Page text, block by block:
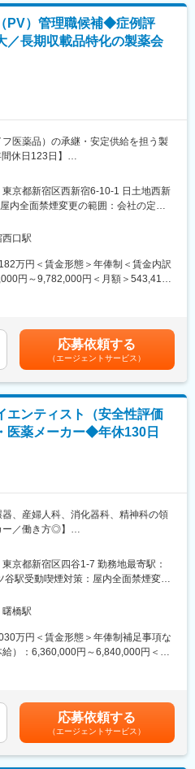
がら業務を行っている社員も多く在
況に応じてリモートワークと出社を
の良い働き方を実現しています。
務
からの査察・監査対応
保
理サポート
Innovator」を掲げ、世界中の技術や
り決定します。
間目標を設定し、その進捗と結果を
把握し、育成や配置に活用します。
した130年の歴史を持つ製薬企業で
として60カ国以上に拠点を持ち、目
務
PV）管理職候補◆症例評
長期収載品特化の製薬会
フ医薬品）の承継・安定供給を担う製
休日123日】
る医薬品を継続してお届けするために
・評価・管理が不可欠です。
や集積評価を中心に、製品承継時に
取り扱いなど安全性情報移管・運用
ます。
ひとりの裁量が大きく、幅広いPV業務
ャーとして経営に近い立場で事業運
例評価/集積評価の責を担って頂きま
立案
対応
献調査会社等、外部委託先との交
との個別症例の取り扱いに関する交
対応(症例評価関連)
な安全性シグナル検出、未知非重篤
立案。
いて、PSUR等の集積評価資料のレビ
応(集積評価)
適合性調査対応、当局照会事項対応
3名正社員(60代2名、50代1名)、2名
通しが非常によいです。上下関係も
京都新宿区西新宿6-10-1 日土地西新
内全面禁煙変更の範囲：会社の定め
む）
口駅
万円＜賃金形態＞年俸制＜賃金内訳
円～9,782,000円＜月額＞543,416
平均値(B)が達成された際に2.5ヶ月分
■昇給年1回賃金はあくまでも目安の
下する可能性があります。月給(月額)
す。
応募依頼する
（エージェントサービス）
エンティスト（安全性評価
医薬メーカー◆年休130日
器、産婦人科、消化器科、精神科の領
／働き方◎】
として、担当製品に関する情報（疾
画を理解した上で、得られた安全性
で主体的に安全性評価を行い、措置
リードいただきます。
外の提携会社からの情報収集・意意交
家の意見を聴取した結果をもとに、
京都新宿区四谷1-7 勤務地最寄駅：
駅受動喫煙対策：屋内全面禁煙変更
テレワークを行う場所を含む）
橋駅
万円＜賃金形態＞年俸制補足事項な
）：6,360,000円～6,840,000円＜月
す。賃金はあくまでも目安の金額で
可能性があります。月給(月額)は固定
応募依頼する
（エージェントサービス）